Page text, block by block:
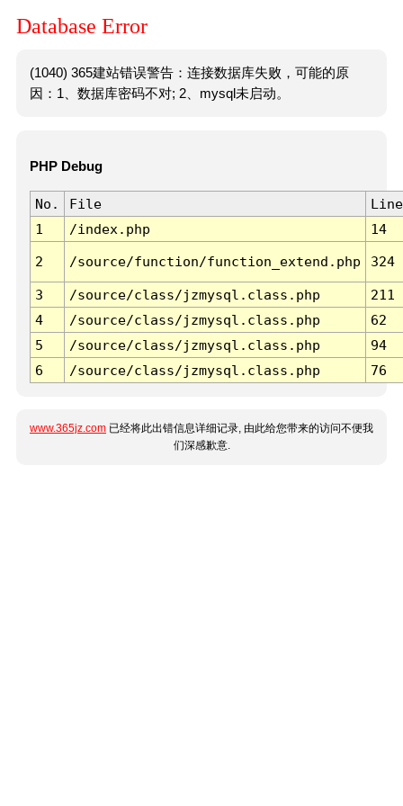
Database Error
(1040) 365建站错误警告：连接数据库失败，可能的原
因：1、数据库密码不对; 2、mysql未启动。
PHP Debug
No. File
Line
1
/index.php 14
2 /source/function/function_extend.php 324
3 /source/class/jzmysql.class.php
211
4
/source/class/jzmysql.class.php
62
5
/source/class/jzmysql.class.php
94
6
/source/class/jzmysql.class.php 76
www.365jz.com 已经将此出错信息详细记录, 由此给您带来的访问不便我
们深感歉意.